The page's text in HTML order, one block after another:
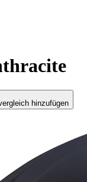
hinzufügen